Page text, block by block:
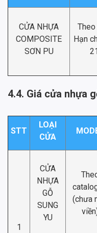
CỬA NHỰA
COMPOSITE
SƠN PU
Hạn
4.4. Giá cửa nhựa
STT
LOẠI
CỬA
1
CỬA
NHỰA
GỖ
SUNG
YU
(chưa